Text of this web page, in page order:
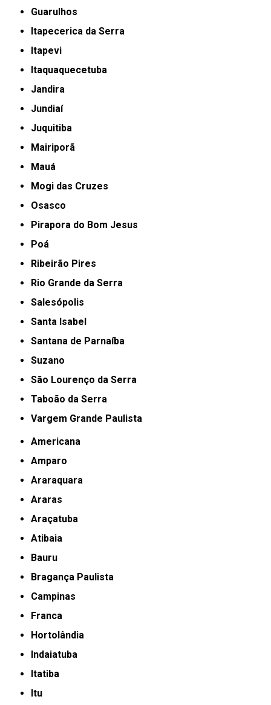
Guarulhos
Itapecerica da Serra
Itapevi
Itaquaquecetuba
Jandira
Jundiaí
Juquitiba
Mairiporã
Mauá
Mogi das Cruzes
Osasco
Pirapora do Bom Jesus
Poá
Ribeirão Pires
Rio Grande da Serra
Salesópolis
Santa Isabel
Santana de Parnaíba
Suzano
São Lourenço da Serra
Taboão da Serra
Vargem Grande Paulista
Americana
Amparo
Araraquara
Araras
Araçatuba
Atibaia
Bauru
Bragança Paulista
Campinas
Franca
Hortolândia
Indaiatuba
Itatiba
Itu